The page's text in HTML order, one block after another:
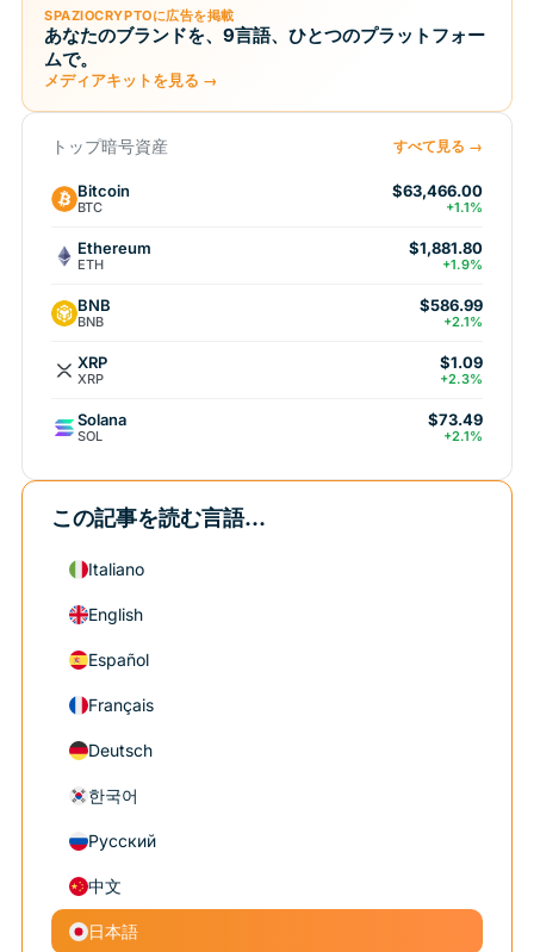
SPAZIOCRYPTOに広告を掲載
あなたのブランドを、9言語、ひとつのプラットフォー
ムで。
メディアキットを見る →
トップ暗号資産 すべて見る →
Bitcoin
BTC
$63,466.00
+1.1%
Ethereum
ETH
$1,881.80
+1.9%
BNB
BNB
$586.99
+2.1%
XRP
XRP
$1.09
+2.3%
Solana
SOL
$73.49
+2.1%
この記事を読む言語...
Italiano
English
Español
Français
Deutsch
한국어
Русский
中文
日本語